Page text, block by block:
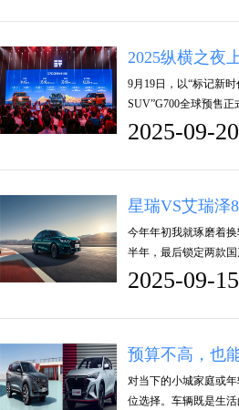
2025纵横之夜
9月19日，以“标记新
SUV”G700全球预售
2025-09-20
星瑞VS艾瑞泽
今年年初我就琢磨着
半年，最后锁定两款
2025-09-15
预算不高，也
对当下的小城家庭或
位选择。车辆既是生